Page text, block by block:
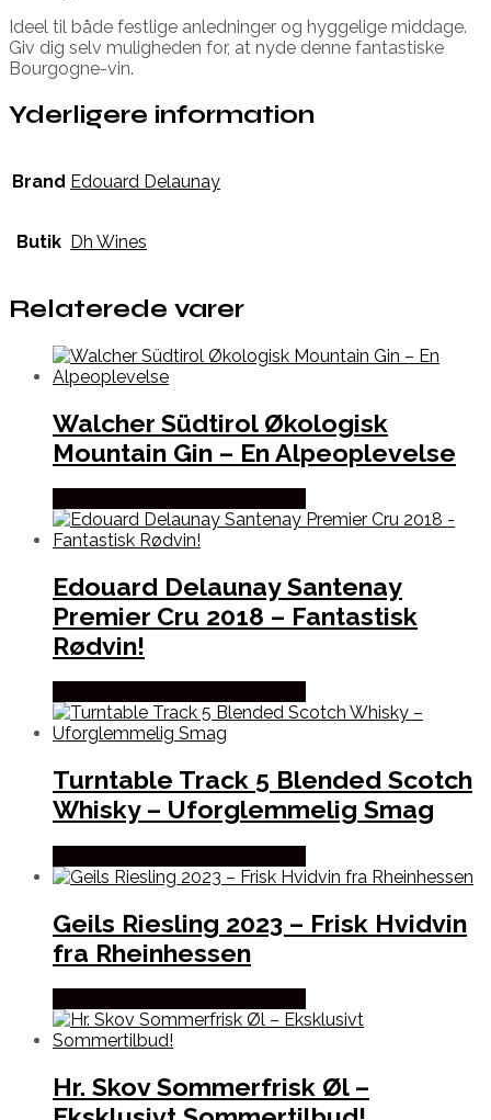
Ideel til både festlige anledninger og hyggelige middage.
Giv dig selv muligheden for, at nyde denne fantastiske
Bourgogne-vin.
Yderligere information
Brand Edouard Delaunay
Butik Dh Wines
Relaterede varer
Walcher Südtirol Økologisk
Mountain Gin – En Alpeoplevelse
Edouard Delaunay Santenay
Premier Cru 2018 – Fantastisk
Rødvin!
Turntable Track 5 Blended Scotch
Whisky – Uforglemmelig Smag
Geils Riesling 2023 – Frisk Hvidvin
fra Rheinhessen
Hr. Skov Sommerfrisk Øl –